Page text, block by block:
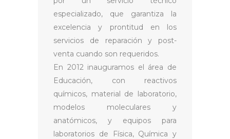
especializado, que garantiza la
excelencia y prontitud en los
servicios de reparación y post-
venta cuando son requeridos.
En 2012 inauguramos el área de
Educación, con reactivos
químicos, material de laboratorio,
modelos moleculares y
anatómicos, y equipos para
laboratorios de Física, Química y